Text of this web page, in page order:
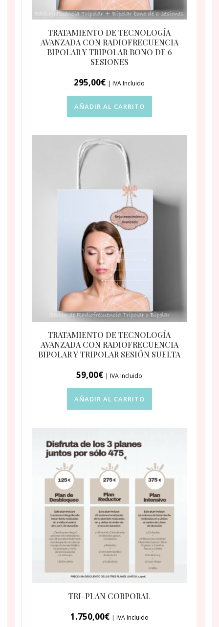
TRATAMIENTO DE TECNOLOGÍA
AVANZADA CON RADIOFRECUENCIA
BIPOLAR Y TRIPOLAR BONO DE 6
SESIONES
295,00€ | IVA Incluido
AÑADIR AL CARRITO
TRATAMIENTO DE TECNOLOGÍA
AVANZADA CON RADIOFRECUENCIA
BIPOLAR Y TRIPOLAR SESIÓN SUELTA
59,00€ | IVA Incluido
AÑADIR AL CARRITO
TRI-PLAN CORPORAL
1.750,00€ | IVA Incluido